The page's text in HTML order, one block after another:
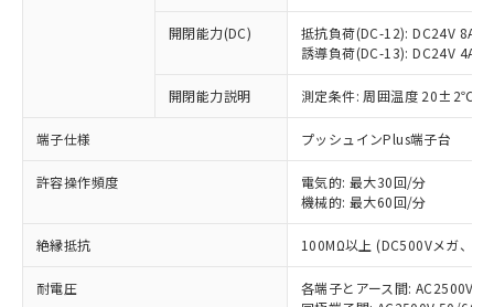
開閉能力(DC)
抵抗負荷(DC-12): DC24V 8A/
誘導負荷(DC-13): DC24V 4A/
開閉能力説明 測定条件: 周囲温度 20±2℃、
端子仕様 プッシュインPlus端子台
許容操作頻度
電気的: 最大30回/分
機械的: 最大60回/分
絶縁抵抗 100MΩ以上 (DC500Vメガ、点
耐電圧
各端子とアース間: AC2500V
本サービスは、当社制御機器事業取扱
商品の当社在庫状況および標準価格
(税抜)を提供させていただくもので
当社制御機器事業取扱商品の中には、
本サービスの対象外となる商品もある
ことをご了承ください。
在庫状況および標準価格照会結果は、
記載している更新日時点での社内デー
タに基づき作成されるものであり、閲
準価格とは異なる場合があることをご
調査・確認中：EU RoHS指令（10物質）の
非含有の対応状況を調査中または確認中の
非該当品：ライセンス料など無形物で、有
害物質有無と関係のない商品です。
仕入先様の事情により、非含有部品として
いたものが、含有品と判明した場合などや
むを得ず変更することがあります。
*EU RoHS指令（10物質）：
鉛(Pb) 1000ppm以下、 水銀(Hg) 1000ppm以下、 カド
六価クロム(Cr(Ⅵ)) 1000ppm以下、ポリ臭化ビフェニル
「○」：最大均質材料含有率が中国RoHSの
基準値以下であることを示します。
「×」：最大均質材料含有率が中国RoHSの
基準値を超えていることを示します。
「－」：未確認です。当社販売部門へお問
当社は、これら貴社製品のうち、外国
為替および外国貿易法に定める商品
（以下｢規制貨物等」という）を輸出
または国外への提供する場合は、日本
国政府の輸出許可(または役務取引許
可)を取得するなどの必要な手続きを